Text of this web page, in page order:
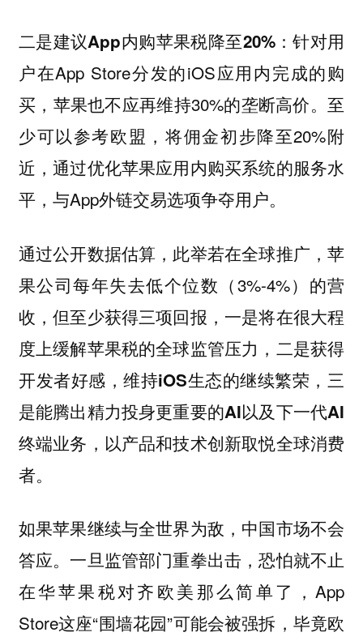
二是建议App内购苹果税降至20%：针对用
户在App Store分发的iOS应用内完成的购
买，苹果也不应再维持30%的垄断高价。至
少可以参考欧盟，将佣金初步降至20%附
近，通过优化苹果应用内购买系统的服务水
平，与App外链交易选项争夺用户。
通过公开数据估算，此举若在全球推广，苹
果公司每年失去低个位数（3%-4%）的营
收，但至少获得三项回报， 一是将在很大程
度上缓解苹果税的全球监管压力，二是获得
开发者好感，维持iOS生态的继续繁荣，三
是能腾出精力投身更重要的AI以及下一代AI
终端业务，以产品和技术创新取悦全球消费
者。
如果苹果继续与全世界为敌，中国市场不会
答应。一旦监管部门重拳出击，恐怕就不止
在华苹果税对齐欧美那么简单了，App
Store这座“围墙花园”可能会被强拆，毕竟欧